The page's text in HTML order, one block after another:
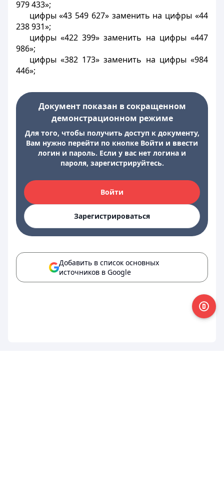
979 433»;
цифры «43 549 627» заменить на цифры «44
238 931»;
цифры «422 399» заменить на цифры «447
986»;
цифры «382 173» заменить на цифры «984
446»;
Документ показан в сокращенном
демонстрационном режиме
Для того, чтобы получить доступ к документу,
Вам нужно перейти по кнопке Войти и ввести
логин и пароль. Если у вас нет логина и
пароля, зарегистрируйтесь.
Войти
Зарегистрироваться
Добавить в список основных
источников в Google